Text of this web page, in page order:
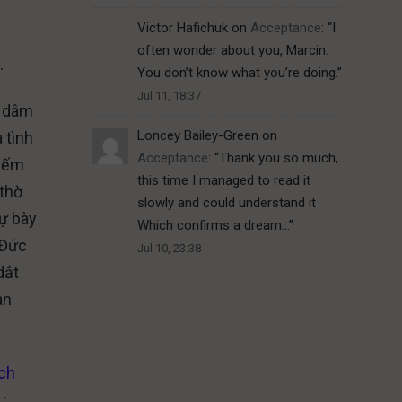
tình
bày
Victor Hafichukon Acceptance: “I
often wonder about you, Marcin.
You don’t know what you’re doing.”
Jul 11, 18:37
Loncey Bailey-Green on
Acceptance: “Thank you so much,
this time I managed to read it
slowly and could understand it
Which confirms a dream…”
Jul 10, 23:38